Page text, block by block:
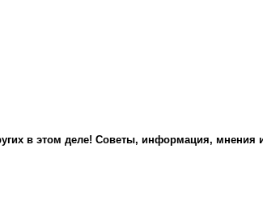
в этом деле! Советы, информация, мнения